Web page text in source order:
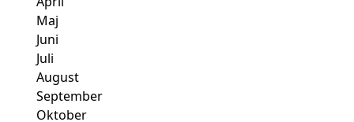
Maj
Juni
Juli
August
September
Oktober